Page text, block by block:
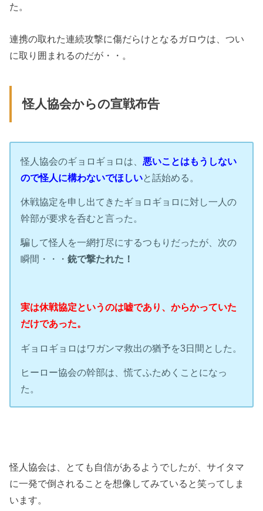
た。
連携の取れた連続攻撃に傷だらけとなるガロウは、つい
に取り囲まれるのだが・・。
怪人協会からの宣戦布告
怪人協会のギョロギョロは、 悪いことはもうしない
ので怪人に構わないでほしいと話始める。
休戦協定を申し出てきたギョロギョロに対し一人の
幹部が要求を呑むと言った。
騙して怪人を一網打尽にするつもりだったが、次の
瞬間・・・銃で撃たれた！
実は休戦協定というのは嘘であり、からかっていた
だけであった。
ギョロギョロはワガンマ救出の猶予を3日間とした。
ヒーロー協会の幹部は、慌てふためくことになっ
た。
怪人協会は、とても自信があるようでしたが、サイタマ
に一発で倒されることを想像してみていると笑ってしま
います。